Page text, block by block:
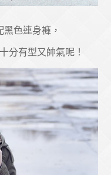
色連身褲，
分有型又帥氣呢！